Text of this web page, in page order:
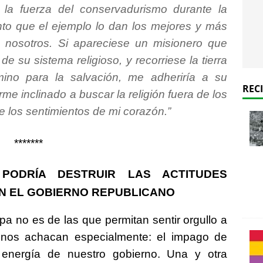
fuerza del conservadurismo durante la
que el ejemplo lo dan los mejores y más
nosotros. Si apareciese un misionero que
su sistema religioso, y recorriese la tierra
para la salvación, me adheriría a su
inclinado a buscar la religión fuera de los
los sentimientos de mi corazón.”
*******
DESTRUIR LAS ACTITUDES
EL GOBIERNO REPUBLICANO
no es de las que permitan sentir orgullo a
achacan especialmente: el impago de
de nuestro gobierno. Una y otra